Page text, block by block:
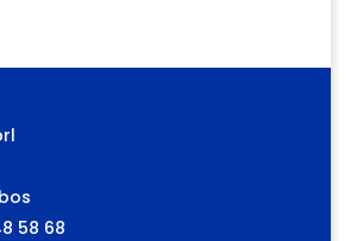
58 68